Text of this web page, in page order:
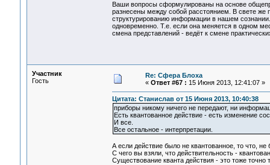
Ваши вопросы сформулированы на основе
разнесены между собой расстоянием. В свете же
структурированию информации в нашем
одновременно. Т.е. если она меняется в одном
смена представлений - ведёт к смене
Участник
Гость
Re: Сфера Блоха
« Ответ #67 : 15 Июня 2013, 12:41:07 »
Цитата: Станислав от 15 Июня 2013, 10:40:38
приборы никому ничего не передают, ни
Есть квантованное действие - есть изменение
И все.
Все остальное - интерпретации.
А если действие было не квантованное, то что, не
С чего вы взяли, что действительность -
Существование кванта действия - это тоже точно